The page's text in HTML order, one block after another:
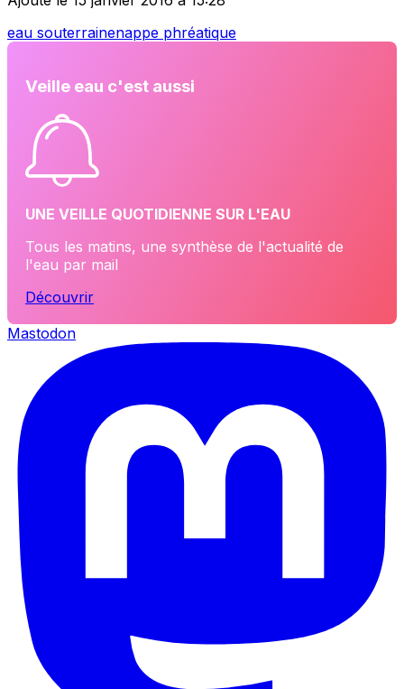
eau souterrainenappe phréatique
Veille eau c'est aussi
UNE VEILLE QUOTIDIENNE SUR L'EAU
Tous les matins, une synthèse de l'actualité de
l'eau par mail
Découvrir
Mastodon